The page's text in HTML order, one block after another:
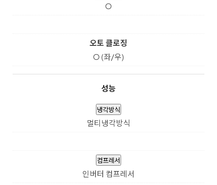
O
오토 클로징
O (좌/우)
성능
냉각방식
멀티냉각방식
컴프레서
인버터 컴프레서